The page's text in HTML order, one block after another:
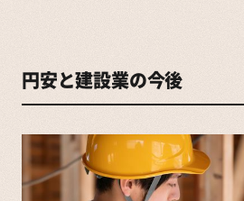
円安と建設業の今後